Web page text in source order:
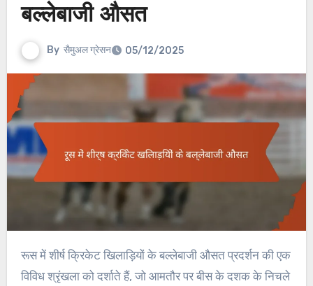
बल्लेबाजी औसत
By सैमुअल ग्रेसन 05/12/2025
रूस में शीर्ष क्रिकेट खिलाड़ियों के बल्लेबाजी औसत प्रदर्शन की एक
विविध श्रृंखला को दर्शाते हैं, जो आमतौर पर बीस के दशक के निचले